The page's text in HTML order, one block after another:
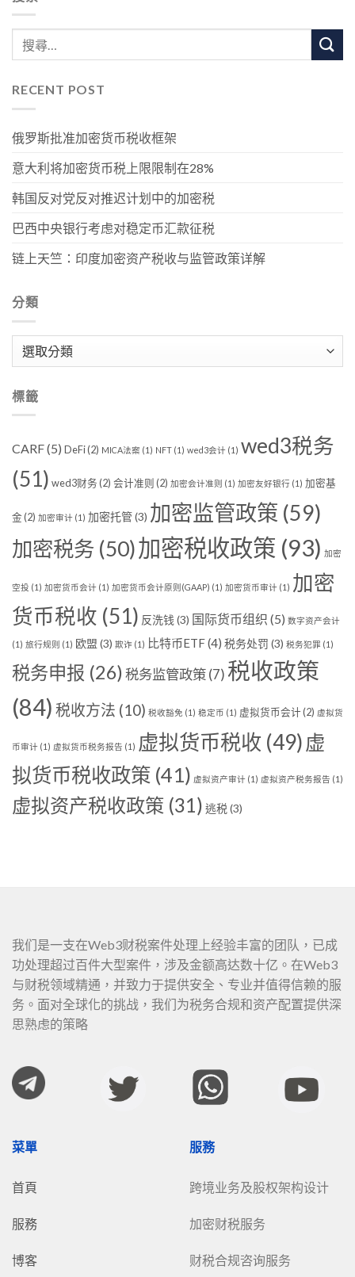
RECENT POST
俄罗斯批准加密货币税收框架
意大利将加密货币税上限限制在28%
韩国反对党反对推迟计划中的加密税
巴西中央银行考虑对稳定币汇款征税
链上天竺：印度加密资产税收与监管政策详解
分類
標籤
CARF(5) DeFi(2) MICA法案 (1) NFT (1) wed3会计 (1) wed3税务
(51) wed3财务(2) 会计准则 (2) 加密会计准则 (1) 加密友好银行 (1) 加密基
金(2) 加密审计 (1) 加密托管(3) 加密监管政策 (59)
加密税务 (50)加密税收政策 (93) 加密
空投 (1) 加密货币会计 (1) 加密货币会计原则(GAAP) (1) 加密货币审计 (1) 加密
货币税收 (51) 反洗钱 (3) 国际货币组织 (5) 数字资产会计
(1) 旅行规则 (1) 欧盟 (3) 欺诈 (1) 比特币ETF(4) 税务处罚 (3) 税务犯罪 (1)
税务申报 (26) 税务监管政策(7) 税收政策
(84) 税收方法 (10) 税收豁免 (1) 稳定币 (1) 虚拟货币会计(2) 虚拟货
币审计 (1) 虚拟货币税务报告 (1) 虚拟货币税收 (49) 虚
拟货币税收政策 (41) 虚拟资产审计 (1) 虚拟资产税务报告 (1)
虚拟资产税收政策 (31) 逃税 (3)
我们是一支在Web3财税案件处理上经验丰富的团队，已成
功处理超过百件大型案件，涉及金额高达数十亿。在Web3
与财税领域精通，并致力于提供安全、专业并值得信赖的服
务。面对全球化的挑战，我们为税务合规和资产配置提供深
思熟虑的策略
菜單
首頁
服務
博客
服務
跨境业务及股权架构设计
加密财税服务
财税合规咨询服务